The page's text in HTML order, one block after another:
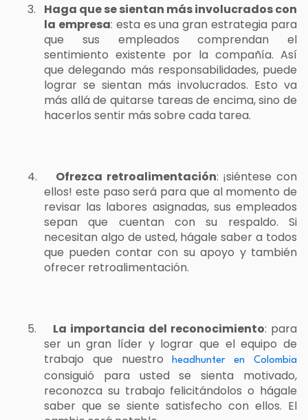
3.
Haga que se sientan más involucrados con
la empresa: esta es una gran estrategia para
que sus empleados comprendan el
sentimiento existente por la compañía. Así
que delegando más responsabilidades, puede
lograr se sientan más involucrados. Esto va
más allá de quitarse tareas de encima, sino de
hacerlos sentir más sobre cada tarea.
4. Ofrezca retroalimentación: ¡siéntese con
ellos! este paso será para que al momento de
revisar las labores asignadas, sus empleados
sepan que cuentan con su respaldo. Si
necesitan algo de usted, hágale saber a todos
que pueden contar con su apoyo y también
ofrecer retroalimentación.
5. La importancia del reconocimiento: para
ser un gran líder y lograr que el equipo de
trabajo que nuestroheadhunter en Colombia
consiguió para usted se sienta motivado,
reconozca su trabajo felicitándolos o hágale
saber que se siente satisfecho con ellos. El